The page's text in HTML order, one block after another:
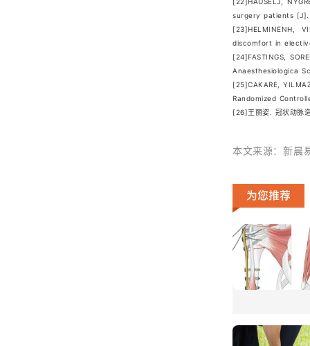
surgery patients [J].
[23]HELMINENH,
discomfort in
[24]FASTINGS,
Anaesthesiologica
[25]CAKARE,
Randomized
[26]王丽姿. 冠状动脉
本文来源： 新晨